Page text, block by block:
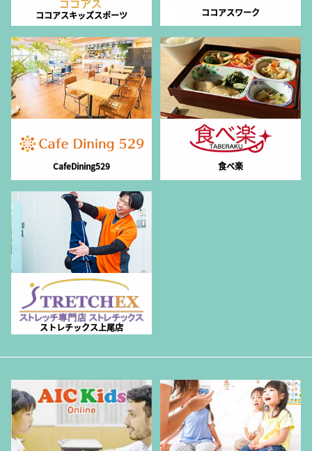
ココアスキッズスポーツ ココアスワーク
CafeDining529 食べ楽
ストレチックス上尾店